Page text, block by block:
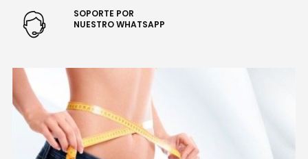
SOPORTE POR
NUESTRO WHATSAPP